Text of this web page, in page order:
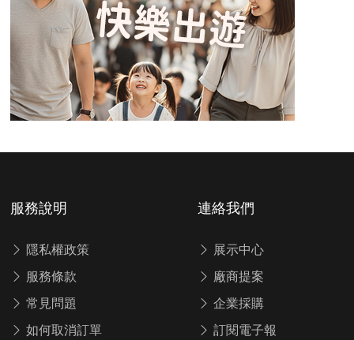
服務說明
隱私權政策
服務條款
常見問題
如何取消訂單
連絡我們
展示中心
廠商提案
企業採購
訂閱電子報